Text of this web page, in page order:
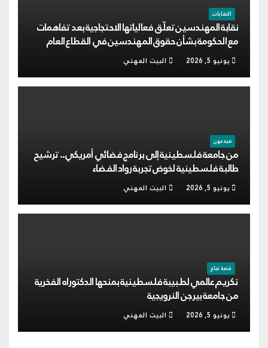
النقابات
نقابة المهندسين تعلّق فعالياتها الاحتجاجية بعد تفاهمات
مع الحكومة بشأن حقوق المهندسين في القطاع العام
يونيو 5, 2026 البيت المهني
مبدعون
من جامعة فلسطينية إلى برنامج فضائي أمريكي.. ترشيح
طالبة فلسطينية لخوض تجربة رواد الفضاء
يونيو 5, 2026 البيت المهني
قصة نجاح
تكريم عالمي لطبيبة فلسطينية بمنحها الدكتوراه الفخرية
من جامعة بيرجن النرويجية
يونيو 5, 2026 البيت المهني